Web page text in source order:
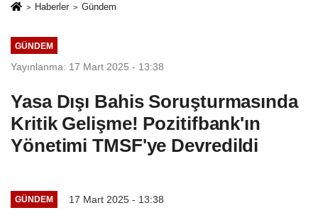
Haberler Gündem
GÜNDEM
Yayınlanma: 17 Mart 2025 - 13:38
Yasa Dışı Bahis Soruşturmasında
Kritik Gelişme! Pozitifbank'ın
Yönetimi TMSF'ye Devredildi
GÜNDEM 17 Mart 2025 - 13:38